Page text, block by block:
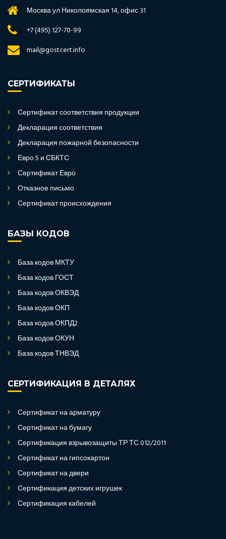
Москва ул Николоямская 14, офис 31
+7 (495) 127-70-99
mail@gostcert.info
СЕРТИФИКАТЫ
Сертификат соответствия продукции
Декларация соответствия
Декларация пожарной безопасности
Евро 5 и СБКТС
Сертификат Евро
Отказное письмо
Сертификат происхождения
БАЗЫ КОДОВ
База кодов МКТУ
База кодов ГОСТ
База кодов ОКВЭД
База кодов ОКП
База кодов ОКПД2
База кодов ОКУН
База кодов ТНВЭД
СЕРТИФИКАЦИЯ В ДЕТАЛЯХ
Сертификат на арматуру
Сертификат на бумагу
Сертификация взрывозащиты ТР ТС 012/2011
Сертификат на гипсокартон
Сертификат на двери
Сертификация детских игрушек
Сертификация кабелей